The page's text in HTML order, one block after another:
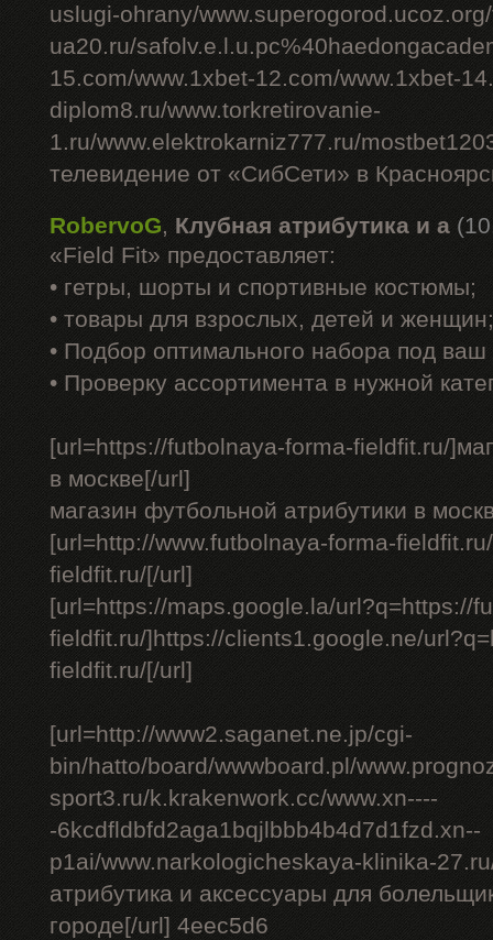
uslugi-ohrany/
ua20.ru/
15.com/www.1xbet-12.com/www.1xbet-
diplom8.ru/www.torkretirovanie-
1.ru/www.elektrokarniz777.ru/
телевидение от «СибСети» в
RobervoG, Клубная атрибутика и а
«Field Fit» предоставляет:
• гетры, шорты и спортивные костюмы;
• товары для взрослых, детей и женщин;
• Подбор оптимального набора под
• Проверку ассортимента в нужной
[url=https://futbolnaya-forma-fieldfit.ru/
в москве[/url]
магазин футбольной атрибутики в
[url=http://www.futbolnaya-forma-
fieldfit.ru/[/url]
[url=https://maps.google.la/url?q=https://
fieldfit.ru/]https://clients1.google.ne/
fieldfit.ru/[/url]
[url=http://www2.saganet.ne.jp/cgi-
bin/hatto/board/wwwboard.pl/
sport3.ru/k.krakenwork.cc/www.xn----
-6kcdfldbfd2aga1bqjlbbb4b4d7d1fzd.xn--
p1ai/www.narkologicheskaya-klinika-
атрибутика и аксессуары для
городе[/url] 4eec5d6